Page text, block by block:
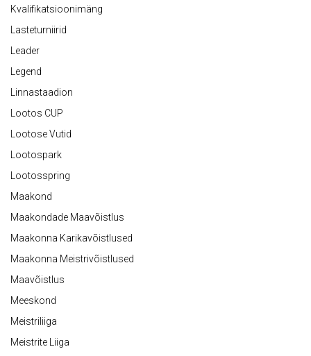
Kvalifikatsioonimäng
Lasteturniirid
Leader
Legend
Linnastaadion
Lootos CUP
Lootose Vutid
Lootospark
Lootosspring
Maakond
Maakondade Maavõistlus
Maakonna Karikavõistlused
Maakonna Meistrivõistlused
Maavõistlus
Meeskond
Meistriliiga
Meistrite Liiga